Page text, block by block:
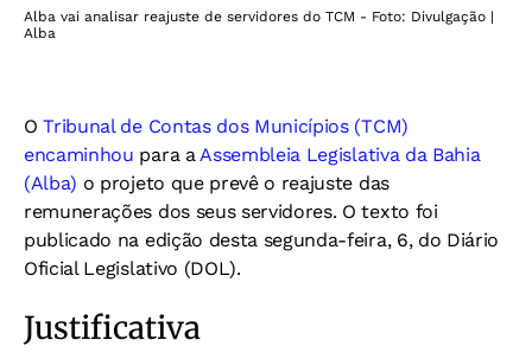
Alba vai analisar reajuste de servidores do TCM - Foto: Divulgação |
Alba
OTribunal de Contas dos Municípios (TCM)
encaminhou para aAssembleia Legislativa da Bahia
(Alba) o projeto que prevê o reajuste das
remunerações dos seus servidores. O texto foi
publicado na edição desta segunda-feira, 6, do Diário
Oficial Legislativo (DOL).
Justificativa